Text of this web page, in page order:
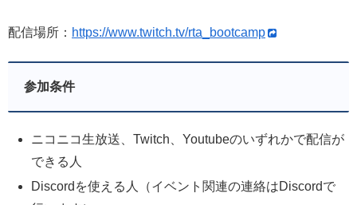
配信場所： https://www.twitch.tv/rta_bootcamp
参加条件
ニコニコ生放送、Twitch、Youtubeのいずれかで配信が
できる人
Discordを使える人（イベント関連の連絡はDiscordで